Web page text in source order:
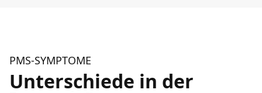
PMS-SYMPTOME
Unterschiede in der